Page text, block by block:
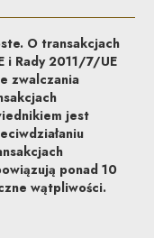
O transakcjach
i Rady 2011/7/UE
zwalczania
jest
ponad 10
wątpliwości.